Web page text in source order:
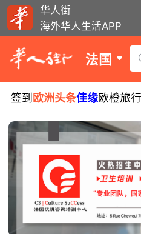
华人街
海外华人生活APP
法国
签到 欧洲头条佳缘欧橙旅行